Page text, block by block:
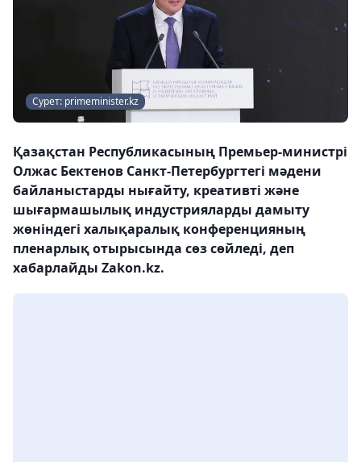
Сурет: primeminister.kz
Қазақстан Республикасының Премьер-министрі
Олжас Бектенов Санкт-Петербургтегі мәдени
байланыстарды нығайту, креативті және
шығармашылық индустрияларды дамыту
жөніндегі халықаралық конференцияның
пленарлық отырысында сөз сөйледі, деп
хабарлайды Zakon.kz.